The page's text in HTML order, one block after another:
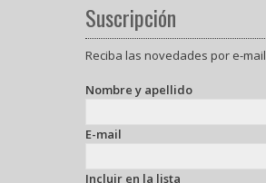
Suscripción
Reciba las novedades por e-mail
Nombre y apellido
E-mail
Incluir en la lista